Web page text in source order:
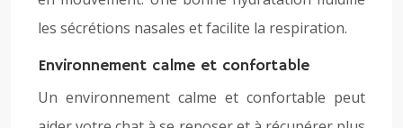
les sécrétions nasales et facilite la respiration.
Environnement calme et confortable
Un environnement calme et confortable peut